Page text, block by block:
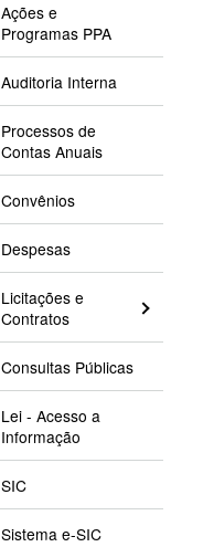
Ações e
Programas PPA
Auditoria Interna
Processos de
Contas Anuais
Convênios
Despesas
Licitações e
Contratos
Consultas Públicas
Lei - Acesso a
Informação
SIC
Sistema e-SIC